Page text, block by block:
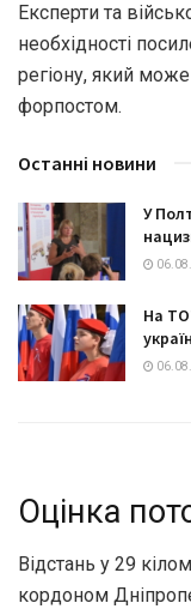
Експерти та
необхідності
регіону, який
форпостом.
Останні новини
У
На
Оцінка
Відстань у 29
кордоном